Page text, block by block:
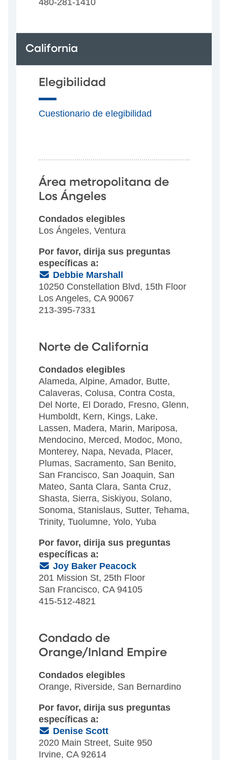
California
Elegibilidad
Cuestionario de elegibilidad
Área metropolitana de
Los Ángeles
Condados elegibles
Los Ángeles, Ventura
Por favor, dirija sus preguntas
específicas a:
(Email)
Debbie Marshall
10250 Constellation Blvd, 15th Floor
Los Angeles, CA 90067
213-395-7331
Norte de California
Condados elegibles
Alameda, Alpine, Amador, Butte,
Calaveras, Colusa, Contra Costa,
Del Norte, El Dorado, Fresno, Glenn,
Humboldt, Kern, Kings, Lake,
Lassen, Madera, Marin, Mariposa,
Mendocino, Merced, Modoc, Mono,
Monterey, Napa, Nevada, Placer,
Plumas, Sacramento, San Benito,
San Francisco, San Joaquin, San
Mateo, Santa Clara, Santa Cruz,
Shasta, Sierra, Siskiyou, Solano,
Sonoma, Stanislaus, Sutter, Tehama,
Trinity, Tuolumne, Yolo, Yuba
Por favor, dirija sus preguntas
específicas a:
(Email)
Joy Baker Peacock
201 Mission St, 25th Floor
San Francisco, CA 94105
415-512-4821
Condado de
Orange/Inland Empire
Condados elegibles
Orange, Riverside, San Bernardino
Por favor, dirija sus preguntas
específicas a:
(Email)
Denise Scott
2020 Main Street, Suite 950
Irvine, CA 92614